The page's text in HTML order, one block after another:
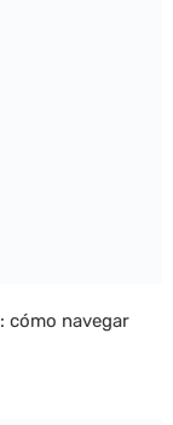
cómo navegar